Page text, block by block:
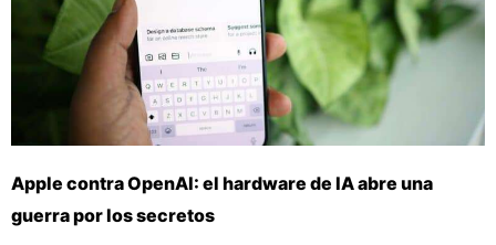
Apple contra OpenAI: el hardware de IA abre una
guerra por los secretos